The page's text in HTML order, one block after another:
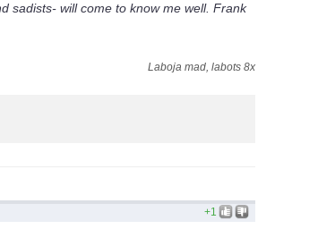
sadists- will come to know me well. Frank
Laboja mad, labots 8x
+1